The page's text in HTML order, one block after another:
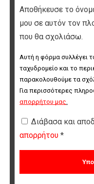
Αποθήκευσε το
μου σε αυτόν τον
που θα σχολιάσω.
Αυτή η φόρμα συλλέγει
ταχυδρομείο και το
παρακολουθούμε τα
Για περισσότερες
απορρήτου μας.
Διάβασα και
απορρήτου *